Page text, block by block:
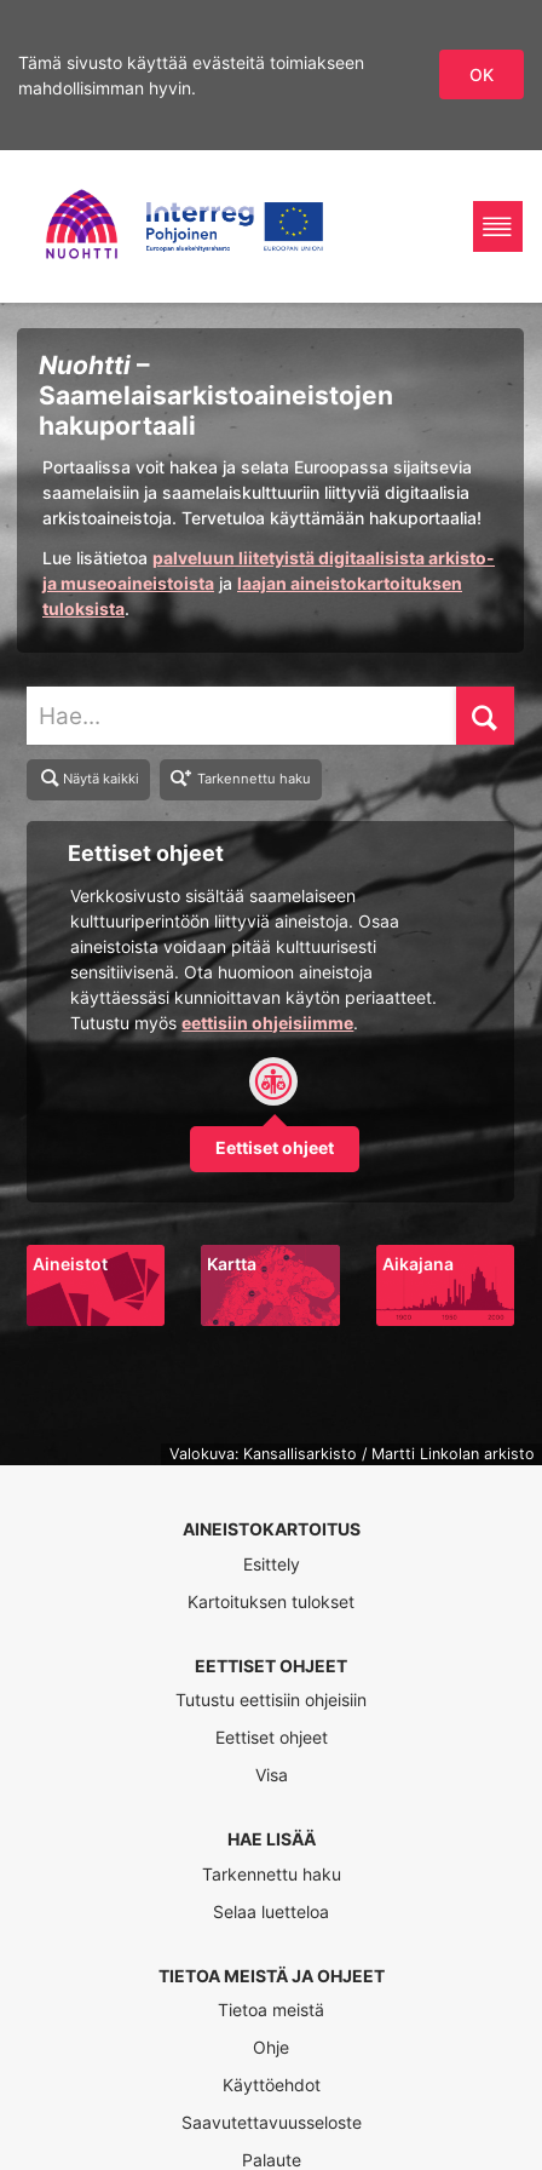
Tämä sivusto käyttää evästeitä toimiakseen
mahdollisimman hyvin.
OK
sisältöön
Home
Page
Interreg
Nord
Haku
Nuohtti –
Saamelaisarkistoaineistojen
hakuportaali
Portaalissa voit hakea ja selata Euroopassa sijaitsevia
saamelaisiin ja saamelaiskulttuuriin liittyviä digitaalisia
arkistoaineistoja. Tervetuloa käyttämään hakuportaalia!
Lue lisätietoa palveluun liitetyistä digitaalisista arkisto-
ja museoaineistoista ja laajan aineistokartoituksen
tuloksista.
Näytä kaikki Tarkennettu haku
Eettiset ohjeet
Verkkosivusto sisältää saamelaiseen
kulttuuriperintöön liittyviä aineistoja. Osaa
aineistoista voidaan pitää kulttuurisesti
sensitiivisenä. Ota huomioon aineistoja
käyttäessäsi kunnioittavan käytön periaatteet.
Tutustu myöseettisiin ohjeisiimme.
Eettiset ohjeet
Aineistot Kartta Aikajana
Valokuva: Kansallisarkisto / Martti Linkolan arkisto
AINEISTOKARTOITUS
Esittely
Kartoituksen tulokset
EETTISET OHJEET
Tutustu eettisiin ohjeisiin
Eettiset ohjeet
Visa
HAE LISÄÄ
Tarkennettu haku
Selaa luetteloa
TIETOA MEISTÄ JA OHJEET
Tietoa meistä
Ohje
Käyttöehdot
Saavutettavuusseloste
Palaute